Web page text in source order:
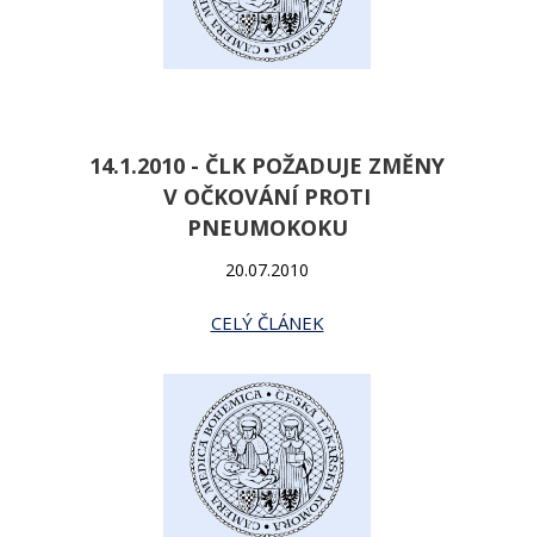
14.1.2010 - ČLK POŽADUJE ZMĚNY
V OČKOVÁNÍ PROTI
PNEUMOKOKU
20.07.2010
CELÝ ČLÁNEK